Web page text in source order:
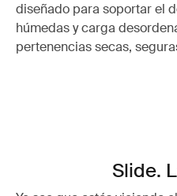
diseñado para soportar el
húmedas y carga
pertenencias secas,
Slide.